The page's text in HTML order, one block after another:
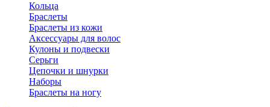
Кольца
Браслеты
Браслеты из кожи
Аксессуары для волос
Кулоны и подвески
Серьги
Цепочки и шнурки
Наборы
Браслеты на ногу